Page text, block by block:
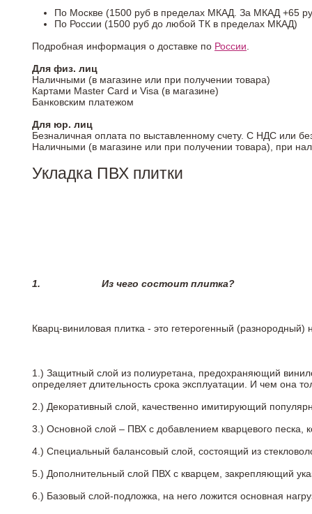
По Москве (1500 руб в пределах МКАД. За МКАД +65
По России (1500 руб до любой ТК в пределах МКАД)
Подробная информация о доставке по России
Для физ. лиц
Наличными (в магазине или при получении товара)
Картами Master Card и Visa (в магазине)
Банковским платежом
Для юр. лиц
Безналичная оплата по выставленному счету. С НДС или
Наличными (в магазине или при получении товара), при
Укладка ПВХ плитки
1. Из чего состоит плитка?
Кварц-виниловая плитка - это гетерогенный
1.) Защитный слой из полиуретана, предохраняющий
определяет длительность срока эксплуатации. И чем она
2.) Декоративный слой, качественно имитирующий
3.) Основной слой – ПВХ с добавлением кварцевого песка,
4.) Специальный балансовый слой, состоящий из
5.) Дополнительный слой ПВХ с кварцем, закрепляющий
6.) Базовый слой-подложка, на него ложится основная